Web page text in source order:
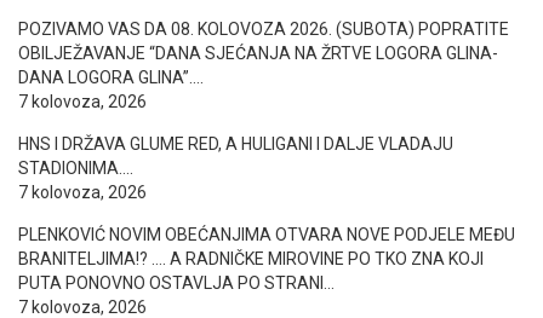
POZIVAMO VAS DA 08. KOLOVOZA 2026. (SUBOTA) POPRATITE
OBILJEŽAVANJE “DANA SJEĆANJA NA ŽRTVE LOGORA GLINA-
DANA LOGORA GLINA”….
7 kolovoza, 2026
HNS I DRŽAVA GLUME RED, A HULIGANI I DALJE VLADAJU
STADIONIMA….
7 kolovoza, 2026
PLENKOVIĆ NOVIM OBEĆANJIMA OTVARA NOVE PODJELE MEĐU
BRANITELJIMA!? …. A RADNIČKE MIROVINE PO TKO ZNA KOJI
PUTA PONOVNO OSTAVLJA PO STRANI…
7 kolovoza, 2026